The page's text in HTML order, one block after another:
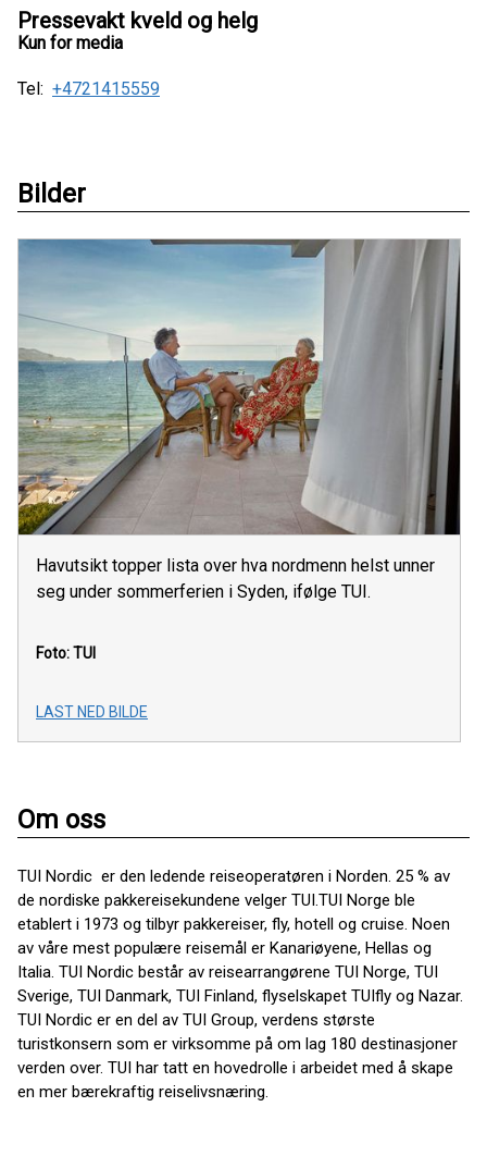
Pressevakt kveld og helg
Kun for media
Tel: +4721415559
Bilder
Havutsikt topper lista over hva nordmenn helst unner
seg under sommerferien i Syden, ifølge TUI.
Foto: TUI
LAST NED BILDE
Om oss
TUI Nordic er den ledende reiseoperatøren i Norden. 25 % av
de nordiske pakkereisekundene velger TUI.TUI Norge ble
etablert i 1973 og tilbyr pakkereiser, fly, hotell og cruise. Noen
av våre mest populære reisemål er Kanariøyene, Hellas og
Italia. TUI Nordic består av reisearrangørene TUI Norge, TUI
Sverige, TUI Danmark, TUI Finland, flyselskapet TUIfly og Nazar.
TUI Nordic er en del av TUI Group, verdens største
turistkonsern som er virksomme på om lag 180 destinasjoner
verden over. TUI har tatt en hovedrolle i arbeidet med å skape
en mer bærekraftig reiselivsnæring.